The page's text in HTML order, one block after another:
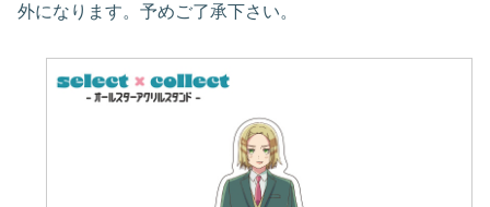
外になります。予めご了承下さい。